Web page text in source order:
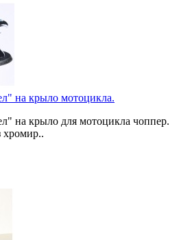
на крыло мотоцикла.
на крыло для мотоцикла чоппер.
хромир..